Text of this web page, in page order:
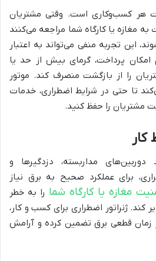
هر کسب‌وکاری است. وقتی مشتریان
مغازه یا کارگاه شما مراجعه می‌کنند
این تجربه منفی می‌تواند به اعتبار
امکان پرداخت، گرمای بیش از حد یا
را از بازگشت منصرف کند. موتور
تا حتی در شرایط اضطراری، خدمات
مشتریان را حفظ کنید.
دوربین‌های مداربسته، دزدگیرها و
برای عملکرد صحیح به برق نیاز
مغازه یا کارگاه شما را به خطر
کند. ژنراتور اضطراری برای کسب و کار،
زمان قطعی برق تضمین کرده و آرامش